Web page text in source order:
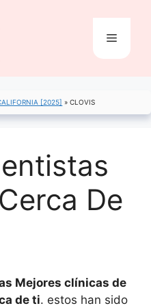
Menú
[2025] »CLOVIS
De
Mejores clínicas de
de ti. estos han sido